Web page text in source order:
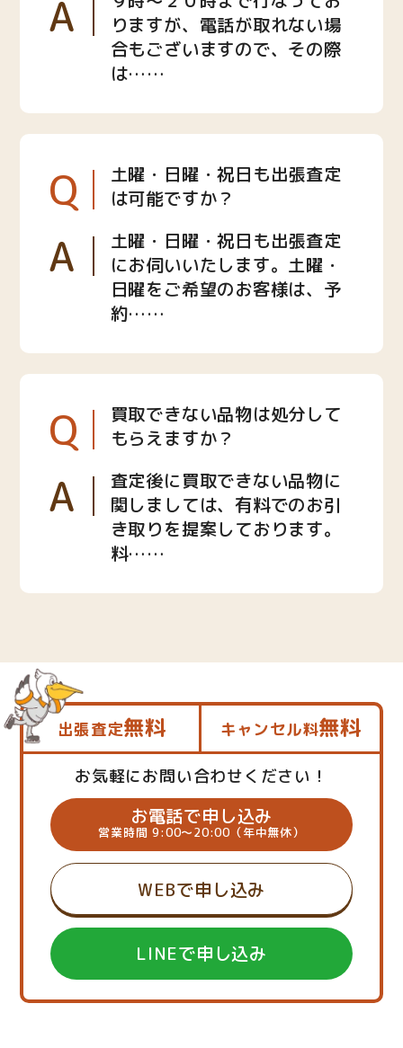
A
りますが、電話が取れない場
合もございますので、その際
は……
Q
土曜・日曜・祝日も出張査定
は可能ですか？
A
土曜・日曜・祝日も出張査定
にお伺いいたします。土曜・
日曜をご希望のお客様は、予
約……
Q
買取できない品物は処分して
もらえますか？
A
査定後に買取できない品物に
関しましては、有料でのお引
き取りを提案しております。
料……
出張査定無料 キャンセル料無料
お気軽にお問い合わせください！
お電話で申し込み
営業時間 9:00～20:00（年中無休）
WEBで申し込み
LINEで申し込み